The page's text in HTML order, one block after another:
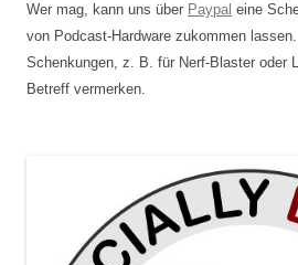
Wer mag, kann uns über Paypal eine
von Podcast-Hardware zukommen
Schenkungen, z. B. für Nerf-Blaster oder
Betreff vermerken.